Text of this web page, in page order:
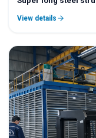
View details